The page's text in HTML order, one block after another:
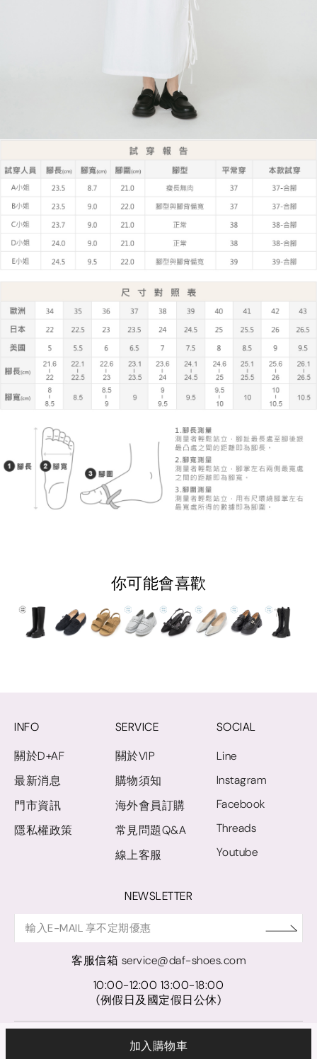
加入購物車
你可能會喜歡
INFO
關於D+AF
最新消息
門市資訊
隱私權政策
SERVICE
關於VIP
購物須知
海外會員訂購
常見問題Q&A
線上客服
SOCIAL
Line
Instagram
Facebook
Threads
Youtube
NEWSLETTER
客服信箱 service@daf-shoes.com
10:00-12:00 13:00-18:00
(例假日及國定假日公休)
© D+AF. 2024 晨希時尚股份有限公司｜統一編號 27921248